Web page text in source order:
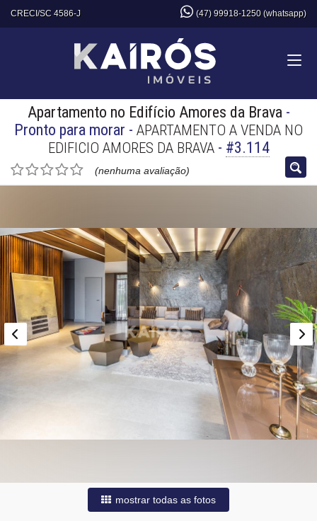
CRECI/SC 4586-J (47) 99918-1250 (whatsapp)
Apartamento no Edifício Amores da Brava-
Pronto para morar - APARTAMENTO A VENDA NO
EDIFICIO AMORES DA BRAVA- #3.114
(nenhuma avaliação)
mostrar todas as fotos